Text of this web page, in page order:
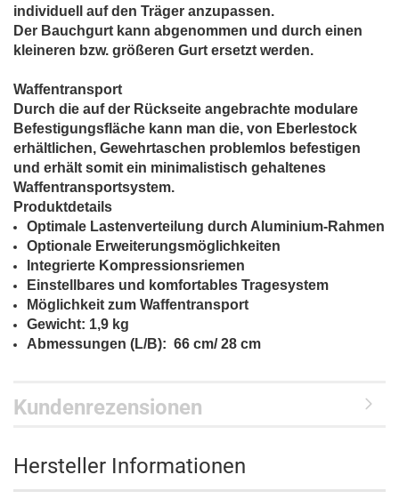
individuell auf den Träger anzupassen.
Der Bauchgurt kann abgenommen und durch einen
kleineren bzw. größeren Gurt ersetzt werden.
Waffentransport
Durch die auf der Rückseite angebrachte modulare
Befestigungsfläche kann man die, von Eberlestock
erhältlichen, Gewehrtaschen problemlos befestigen
und erhält somit ein minimalistisch gehaltenes
Waffentransportsystem.
Produktdetails
Optimale Lastenverteilung durch Aluminium-Rahmen
Optionale Erweiterungsmöglichkeiten
Integrierte Kompressionsriemen
Einstellbares und komfortables Tragesystem
Möglichkeit zum Waffentransport
Gewicht: 1,9 kg
Abmessungen (L/B): 66 cm/ 28 cm
Kundenrezensionen
Hersteller Informationen